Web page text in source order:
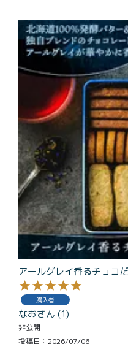
アールグレイ香るチョコ
購入者
なお 1
非公開
投稿日
2026/07/06